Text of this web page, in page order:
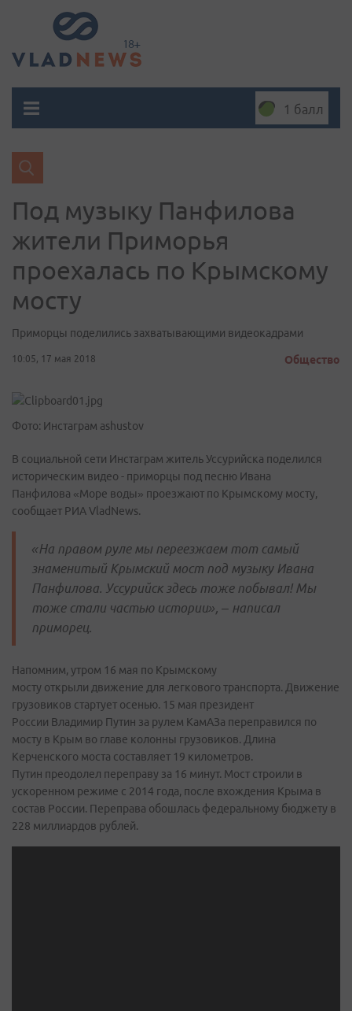
1 балл
Под музыку Панфилова
жители Приморья
проехалась по Крымскому
мосту
Приморцы поделились захватывающими видеокадрами
10:05, 17 мая 2018 Общество
Фото: Инстаграм ashustov
В социальной сети Инстаграм житель Уссурийска поделился
историческим видео - приморцы под песню Ивана
Панфилова «Море воды» проезжают по Крымскому мосту,
сообщает РИА VladNews.
«На правом руле мы переезжаем тот самый
знаменитый Крымский мост под музыку Ивана
Панфилова. Уссурийск здесь тоже побывал! Мы
тоже стали частью истории», – написал
приморец.
Напомним, утром 16 мая по Крымскому
мосту открыли движение для легкового транспорта. Движение
грузовиков стартует осенью. 15 мая президент
России Владимир Путин за рулем КамАЗа переправился по
мосту в Крым во главе колонны грузовиков. Длина
Керченского моста составляет 19 километров.
Путин преодолел переправу за 16 минут. Мост строили в
ускоренном режиме с 2014 года, после вхождения Крыма в
состав России. Переправа обошлась федеральному бюджету в
228 миллиардов рублей.